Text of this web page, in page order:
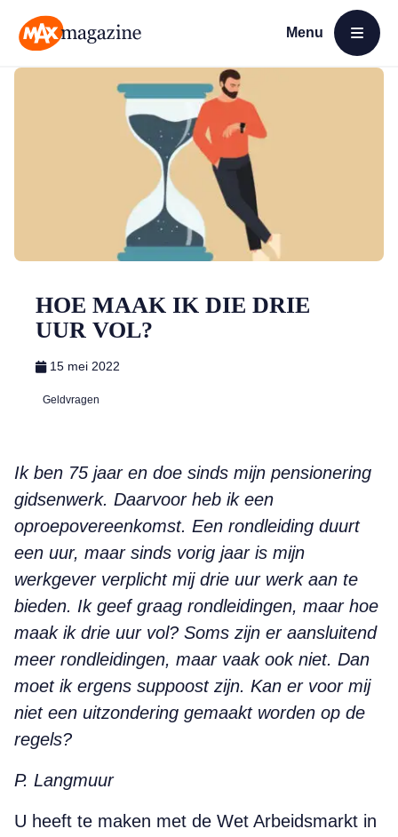
Menu
Open menu
HOE MAAK IK DIE DRIE
UUR VOL?
15 mei 2022
Geldvragen
Ik ben 75 jaar en doe sinds mijn pensionering
gidsenwerk. Daarvoor heb ik een
oproepovereenkomst. Een rondleiding duurt
een uur, maar sinds vorig jaar is mijn
werkgever verplicht mij drie uur werk aan te
bieden. Ik geef graag rondleidingen, maar hoe
maak ik drie uur vol? Soms zijn er aansluitend
meer rondleidingen, maar vaak ook niet. Dan
moet ik ergens suppoost zijn. Kan er voor mij
niet een uitzondering gemaakt worden op de
regels?
P. Langmuur
U heeft te maken met de Wet Arbeidsmarkt in